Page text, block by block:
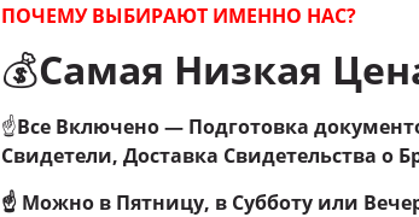
ПОЧЕМУ ВЫБИРАЮТ ИМЕННО НАС?
💰Самая Низкая
☝Все Включено — Подготовка
Свидетели, Доставка Свидетельства о
☝ Можно в Пятницу, в Субботу или